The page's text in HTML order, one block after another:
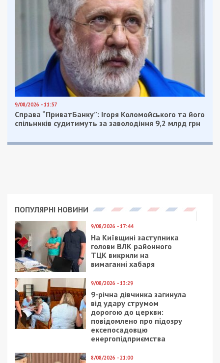
9/08/2026 - 11:57
Справа “ПриватБанку”: Ігоря Коломойського та його
спільників судитимуть за заволодіння 9,2 млрд грн
ПОПУЛЯРНІ НОВИНИ
9/08/2026 - 17:44
На Київщині заступника
голови ВЛК районного
ТЦК викрили на
вимаганні хабаря
9/08/2026 - 13:29
9-річна дівчинка загинула
від удару струмом
дорогою до церкви:
повідомлено про підозру
ексепосадовцю
енергопідприємства
8/08/2026 - 21:00